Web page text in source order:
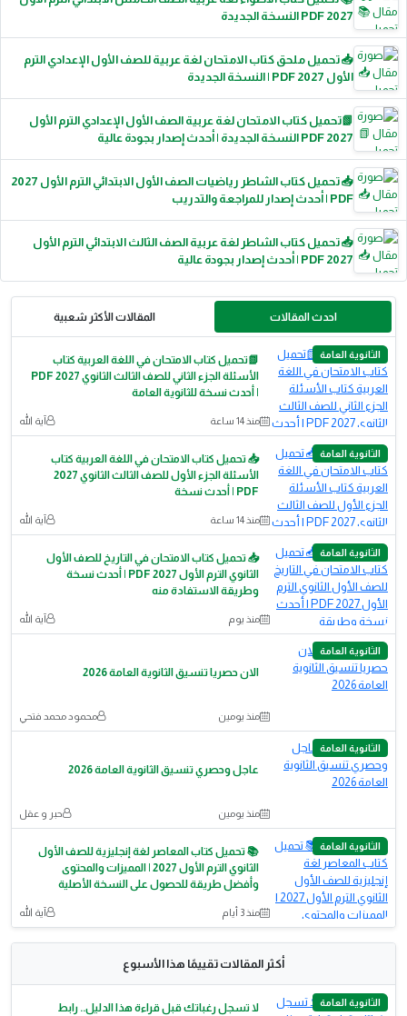
2027 PDF النسخة الجديدة
📥 تحميل ملحق كتاب الامتحان لغة عربية للصف الأول الإعدادي الترم
الأول 2027 PDF | النسخة الجديدة
📗تحميل كتاب الامتحان لغة عربية الصف الأول الإعدادي الترم الأول
2027 PDF النسخة الجديدة | أحدث إصدار بجودة عالية
📥 تحميل كتاب الشاطر رياضيات الصف الأول الابتدائي الترم الأول 2027
PDF | أحدث إصدار للمراجعة والتدريب
📥 تحميل كتاب الشاطر لغة عربية الصف الثالث الابتدائي الترم الأول
2027 PDF | أحدث إصدار بجودة عالية
احدث المقالات المقالات الأكثر شعبية
الثانوية العامة
📗تحميل كتاب الامتحان في اللغة العربية كتاب
الأسئلة الجزء الثاني للصف الثالث الثانوي 2027 PDF
| أحدث نسخة للثانوية العامة
منذ 14 ساعة آية الله
الثانوية العامة
📥 تحميل كتاب الامتحان في اللغة العربية كتاب
الأسئلة الجزء الأول للصف الثالث الثانوي 2027
PDF | أحدث نسخة
منذ 14 ساعة آية الله
الثانوية العامة
📥 تحميل كتاب الامتحان في التاريخ للصف الأول
الثانوي الترم الأول 2027 PDF | أحدث نسخة
وطريقة الاستفادة منه
منذ يوم آية الله
الثانوية العامة
الان حصريا تنسيق الثانوية العامة 2026
منذ يومين محمود محمد فتحي
الثانوية العامة
عاجل وحصري تنسيق الثانوية العامة 2026
منذ يومين حبر و عقل
الثانوية العامة
📚 تحميل كتاب المعاصر لغة إنجليزية للصف الأول
الثانوي الترم الأول 2027 | المميزات والمحتوى
وأفضل طريقة للحصول على النسخة الأصلية
منذ 3 أيام آية الله
أكثر المقالات تقييمًا هذا الأسبوع
الثانوية العامة
لا تسجل رغباتك قبل قراءة هذا الدليل.. رابط